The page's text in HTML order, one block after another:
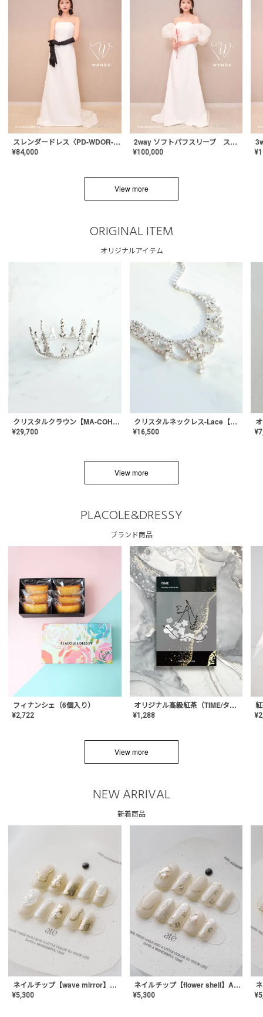
スレンダードレス〈PD-WDOR-2110〉
¥84,000
2way ソフトパフスリーブ スレンダードレス〈PD-WDOR-2112〉
¥100,000 ¥
View more
ORIGINAL ITEM
オリジナルアイテム
クリスタルクラウン【MA-COHD-01】韓国風クラウン/ウェディングクラウン/ティアラ
¥29,700
クリスタルネックレス-Lace【MA-CONL-02】
¥16,500 ¥
View more
PLACOLE&DRESSY
ブランド商品
フィナンシェ（6個入り）
¥2,722
オリジナル高級紅茶（TIME/タイム）【ギフト/プチギフト/プレゼント/内祝い/結婚式/オリジナル配合/高品質/ハーブティー/茶葉/記念日/お返し/手土産/美容/おしゃれ】
¥1,288 ¥
View more
NEW ARRIVAL
新着商品
ネイルチップ【wave mirror】AE-CONA-04
¥5,300
ネイルチップ【flower shell】AE-CONA-03
¥5,300 ¥